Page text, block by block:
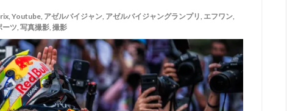
, Youtube, アゼルバイジャン, アゼルバイジャングランプリ, エフワン,
ーツ, 写真撮影, 撮影